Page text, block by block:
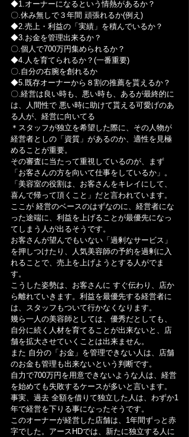
◆1.オーナーになるという情熱があるか？
〇.休み無しで３年間 頑張れるか(例え)
◆2.売上・利益の「実績」を積んでいるか？
◆3.お金を管理出来るか？
〇.個人で700万円集められるか？
◆4.人を育てられるか？(一番重要)
〇.自分の右腕を創れるか
◆5.既存オーナーから８割の推薦を貰えるか？
〇.経営は良い時も、悪い時も、あるが最終的に
は、人間性で 悪い時に助けて貰える可愛げのあ
る人が、経営に向いてる
＊スタッフが独立を希望した際に、その人物が
経営者としの「資質」があるのか、適性を見極
めることが重要。
その審査に当たって重視しているのが、まず
「お客さんの方を向いて仕事をしているか」。
「美容室の役割は、お客さんをキレイにして、
喜んで帰って頂くこと」だと言われています。
ここが 経営のベースのはずなのに、経営者にな
った途端に、利益を上げることが最優先になっ
てしまう人が出るそうです。
お客さんが望んでもいない「過剰なサービス」
を押しつけたり、人気美容師の予約を過剰に入
れることで、売上を上げようとする人がでま
す。
こうした姿勢は、お客さんに すぐ伝わり、店か
ら離れていきます。利益を最優先する経営者に
は、スタッフもついて行かなくなります。
幾ら一人の美容師としては、優秀だとしても、
自分に続く人材を育てることが出来ないと、店
舗を拡大させていくことは出来ません。
また 自分の「お金」を管理できない人は、店舗
のお金も管理も出来ないという判断です。
自力で700万円を用意できないような人は、経営
を始めても失敗するケースが多いと言います。
事実、過去 全額を借りて独立した人は、わずか1
年で経営を下りる事になったそうです。
このオーナーが経営した店舗は、1年間ずっと赤
字でした。アースHDでは、新たに独立する人に